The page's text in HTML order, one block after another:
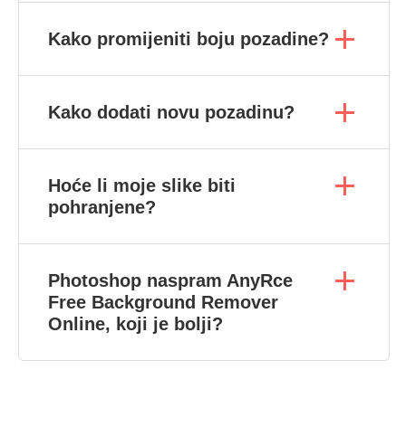
Kako promijeniti boju pozadine?
Kako dodati novu pozadinu?
Hoće li moje slike biti
pohranjene?
Photoshop naspram AnyRce
Free Background Remover
Online, koji je bolji?